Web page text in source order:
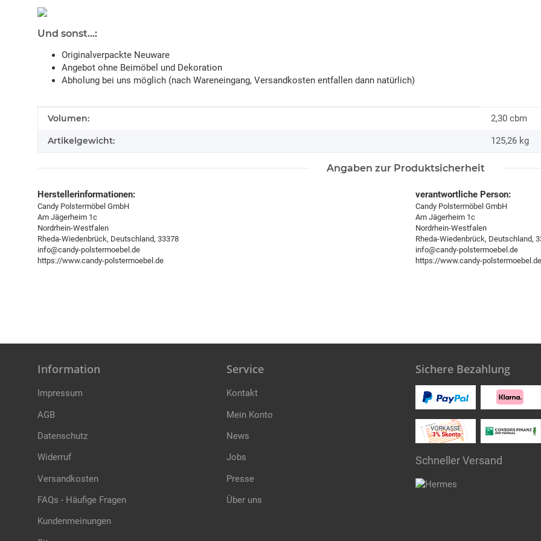
Und sonst...:
Originalverpackte Neuware
Angebot ohne Beimöbel und Dekoration
Abholung bei uns möglich (nach Wareneingang, Versandkosten entfallen dann natürlich)
Produkteigenschaft
Wert
Volumen: 2,30 cbm
Artikelgewicht: 125,26 kg
Angaben zur Produktsicherheit
Herstellerinformationen:
Candy Polstermöbel GmbH
Am Jägerheim 1c
Nordrhein-Westfalen
Rheda-Wiedenbrück, Deutschland, 33378
info@candy-polstermoebel.de
https://www.candy-polstermoebel.de
verantwortliche Person:
Candy Polstermöbel GmbH
Am Jägerheim 1c
Nordrhein-Westfalen
Rheda-Wiedenbrück, Deutschland,
info@candy-polstermoebel.de
https://www.candy-polstermoebel.de
Information
Impressum
AGB
Datenschutz
Widerruf
Versandkosten
FAQs - Häufige Fragen
Kundenmeinungen
Service
Kontakt
Mein Konto
News
Jobs
Presse
Über uns
Sichere Bezahlung
Schneller Versand